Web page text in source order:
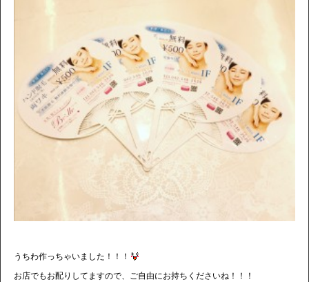
うちわ作っちゃいました！！！
お店でもお配りしてますので、ご自由にお持ちくださいね！！！